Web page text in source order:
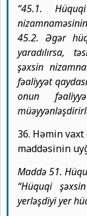
“45.1.
nizamnaməsinin
45.2. Əgər
yaradılırsa,
şəxsin
fəaliyyət
onun
36. Həmin
maddəsinin
Maddə 51.
“Hüquqi
yerləşdiyi yer